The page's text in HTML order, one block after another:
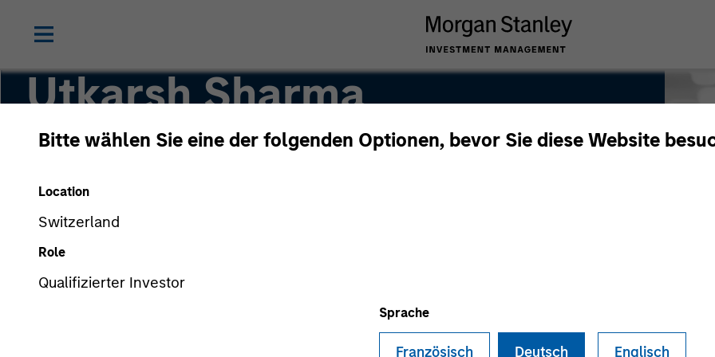
Bitte wählen Sie eine der folgenden Optionen, bevor Sie diese Website
Location
Switzerland
Role
Qualifizierter Investor
Sprache
Französisch Deutsch Englisch
Utkarsh Sharma
Managing Director